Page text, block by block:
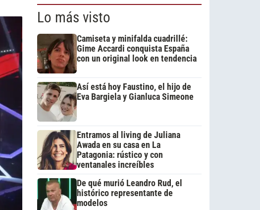
Lo más visto
Camiseta y minifalda cuadrillé:
Gime Accardi conquista España
con un original look en tendencia
Así está hoy Faustino, el hijo de
Eva Bargiela y Gianluca Simeone
Entramos al living de Juliana
Awada en su casa en La
Patagonia: rústico y con
ventanales increíbles
De qué murió Leandro Rud, el
histórico representante de
modelos